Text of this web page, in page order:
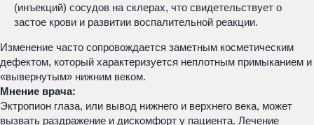
(инъекций) сосудов на склерах, что свидетельствует о
застое крови и развитии воспалительной реакции.
Изменение часто сопровождается заметным косметическим
дефектом, который характеризуется неплотным примыканием и
«вывернутым» нижним веком.
Мнение врача:
Эктропион глаза, или вывод нижнего и верхнего века, может
вызвать раздражение и дискомфорт у пациента. Лечение